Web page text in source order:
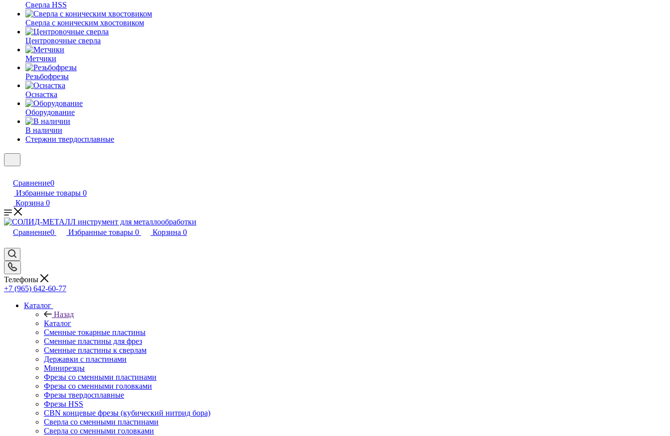
Сверла HSS
Сверла с коническим хвостовиком
Центровочные сверла
Метчики
Резьбофрезы
Оснастка
Оборудование
В наличии
Стержни твердосплавные
Сравнение0
Избранные товары 0
Корзина 0
Сравнение0 Избранные товары 0 Корзина 0
Телефоны
+7 (965) 642-60-77
Каталог
Назад
Каталог
Сменные токарные пластины
Сменные пластины для фрез
Сменные пластины к сверлам
Державки с пластинами
Минирезцы
Фрезы со сменными пластинами
Фрезы со сменными головками
Фрезы твердосплавные
Фрезы HSS
CBN концевые фрезы (кубический нитрид бора)
Сверла со сменными пластинами
Сверла со сменными головками